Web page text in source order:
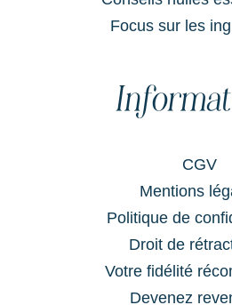
Focus sur les
CGV
Mentions
Politique de
Droit de
Votre fidélité
Devenez